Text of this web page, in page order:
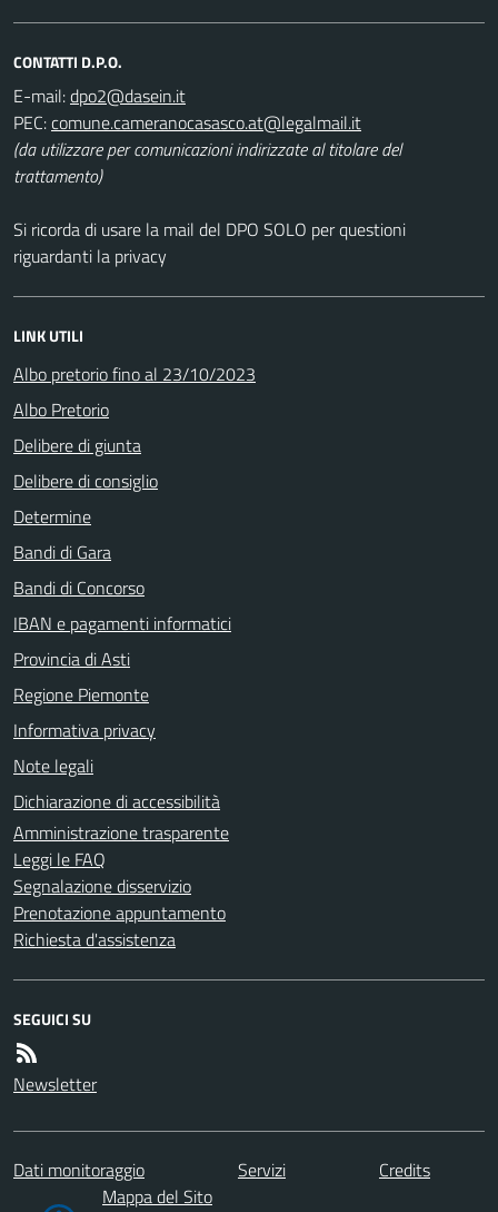
CONTATTI D.P.O.
E-mail:
PEC:
(da utilizzare per comunicazioni indirizzate al titolare del
trattamento)
Si ricorda di usare la mail del DPO SOLO per questioni
riguardanti la privacy
LINK UTILI
Albo pretorio fino al 23/10/2023
Albo Pretorio
Delibere di giunta
Delibere di consiglio
Determine
Bandi di Gara
Bandi di Concorso
IBAN e pagamenti informatici
Provincia di Asti
Regione Piemonte
Informativa privacy
Note legali
Dichiarazione di accessibilità
Amministrazione trasparente
Leggi le FAQ
Segnalazione disservizio
Prenotazione appuntamento
Richiesta d'assistenza
SEGUICI SU
Newsletter
Dati monitoraggio Servizi
Credits
Mappa del Sito